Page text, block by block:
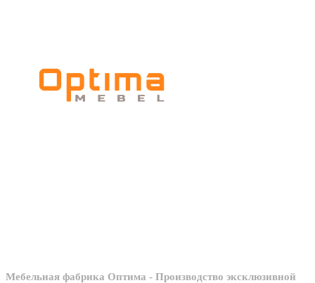
Мебельная фабрика Оптима - Производство эксклюзивной